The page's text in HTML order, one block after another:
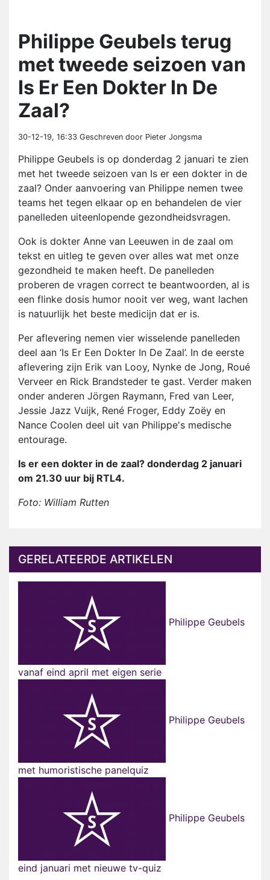
Philippe Geubels terug
met tweede seizoen van
Is Er Een Dokter In De
Zaal?
30-12-19, 16:33 Geschreven door Pieter Jongsma
Philippe Geubels is op donderdag 2 januari te zien
met het tweede seizoen van Is er een dokter in de
zaal? Onder aanvoering van Philippe nemen twee
teams het tegen elkaar op en behandelen de vier
panelleden uiteenlopende gezondheidsvragen.
Ook is dokter Anne van Leeuwen in de zaal om
tekst en uitleg te geven over alles wat met onze
gezondheid te maken heeft. De panelleden
proberen de vragen correct te beantwoorden, al is
een flinke dosis humor nooit ver weg, want lachen
is natuurlijk het beste medicijn dat er is.
Per aflevering nemen vier wisselende panelleden
deel aan ‘Is Er Een Dokter In De Zaal’. In de eerste
aflevering zijn Erik van Looy, Nynke de Jong, Roué
Verveer en Rick Brandsteder te gast. Verder maken
onder anderen Jörgen Raymann, Fred van Leer,
Jessie Jazz Vuijk, René Froger, Eddy Zoëy en
Nance Coolen deel uit van Philippe's medische
entourage.
Is er een dokter in de zaal? donderdag 2 januari
om 21.30 uur bij RTL4.
Foto: William Rutten
GERELATEERDE ARTIKELEN
Philippe Geubels
vanaf eind april met eigen serie
Philippe Geubels
met humoristische panelquiz
Philippe Geubels
eind januari met nieuwe tv-quiz